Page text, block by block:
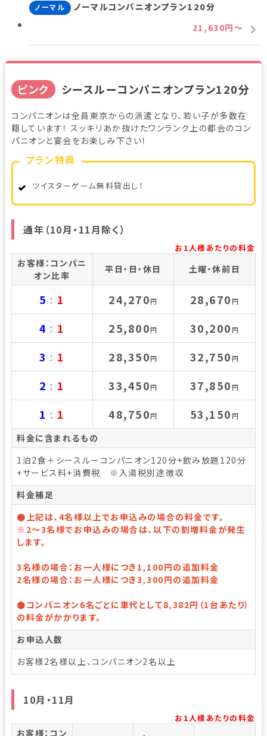
ノーマル
ノーマルコンパニオンプラン120分
21,630円～
ピンク シースルーコンパニオンプラン120分
コンパニオンは全員東京からの派遣となり、若い子が多数在
籍しています！ スッキリあか抜けたワンランク上の都会のコン
パニオンと宴会をお楽しみ下さい！
プラン特典
ツイスターゲーム無料貸出し！
通年（10月・11月除く）
お1人様あたりの料金
お客様：コンパニ
オン比率
平日・日・休日 土曜・休前日
5 ： 1 24,270円 28,670円
4 ： 1 25,800円 30,200円
3 ： 1 28,350円 32,750円
2 ： 1 33,450円 37,850円
1 ： 1 48,750円 53,150円
料金に含まれるもの
1泊2食＋シースルーコンパニオン120分+飲み放題120分
+サービス料+消費税 ※入湯税別途徴収
料金補足
●上記は、4名様以上でお申込みの場合の料金です。
※2～3名様でお申込みの場合は、以下の割増料金が発生
します。
3名様の場合：お一人様につき1,100円の追加料金
2名様の場合：お一人様につき3,300円の追加料金
●コンパニオン6名ごとに車代として8,382円（1台あたり）
の料金がかかります。
お申込人数
お客様2名様以上、コンパニオン2名以上
10月・11月
お1人様あたりの料金
お客様：コン